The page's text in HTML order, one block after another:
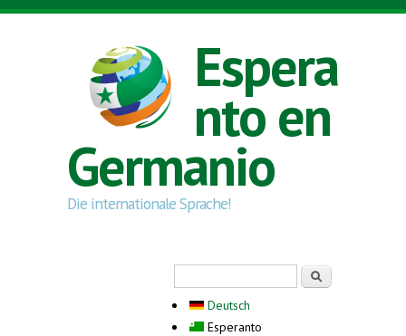
Skip to main content
Espera
nto en
Germanio
Die internationale Sprache!
Deutsch
Esperanto